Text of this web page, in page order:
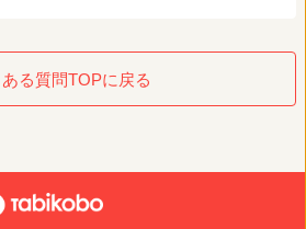
ある質問TOPに戻る